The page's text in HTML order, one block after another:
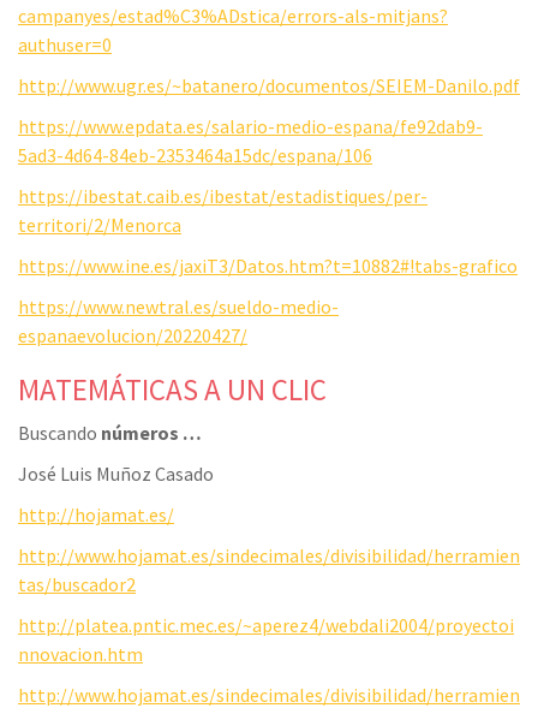
campanyes/estad%C3%ADstica/errors-als-mitjans?
authuser=0
http://www.ugr.es/~batanero/documentos/SEIEM-Danilo.pdf
https://www.epdata.es/salario-medio-espana/fe92dab9-
5ad3-4d64-84eb-2353464a15dc/espana/106
https://ibestat.caib.es/ibestat/estadistiques/per-
territori/2/Menorca
https://www.ine.es/jaxiT3/Datos.htm?t=10882#!tabs-grafico
https://www.newtral.es/sueldo-medio-
espanaevolucion/20220427/
MATEMÁTICAS A UN CLIC
Buscando números …
José Luis Muñoz Casado
http://hojamat.es/
http://www.hojamat.es/sindecimales/divisibilidad/herramien
tas/buscador2
http://platea.pntic.mec.es/~aperez4/webdali2004/proyectoi
nnovacion.htm
http://www.hojamat.es/sindecimales/divisibilidad/herramien